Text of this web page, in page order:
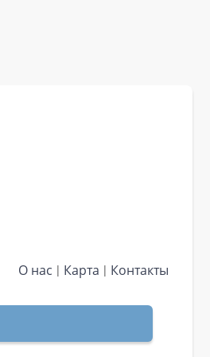
О нас Карта Контакты